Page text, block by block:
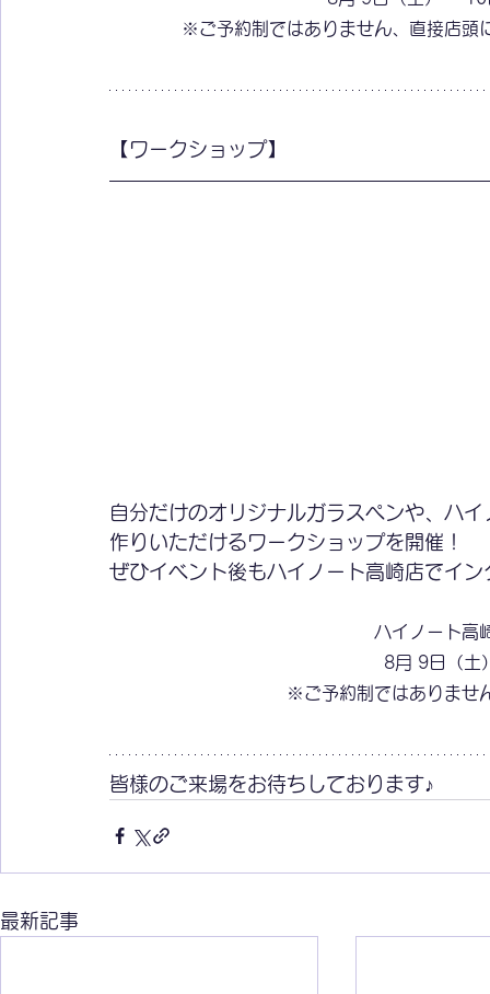
※ご予約制ではありません、直接店頭
【ワークショップ】
自分だけのオリジナルガラスペンや、ハ
作りいただけるワークショップを開催！
ぜひイベント後もハイノート高崎店でイ
ハイノート高
8月 9日（土
※ご予約制ではありませ
皆様のご来場をお待ちしております♪
最新記事